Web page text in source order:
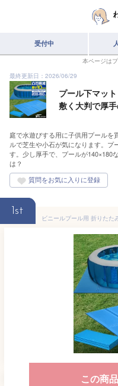
受付中
本ページは
最終更新日：2026/06/29
プール下マッ
敷く大判で厚
庭で水遊びする用に子供用プールを
ルで芝生や小石が気になります。プ
す。少し厚手で、プールが140×180
は？
1st
この商